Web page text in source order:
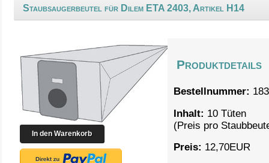
Staubsaugerbeutel für Dilem ETA 2403, Artikel H14
Produktdetails
Bestellnummer:
Inhalt: 10 Tüten
(Preis pro
Preis: 12,70EUR